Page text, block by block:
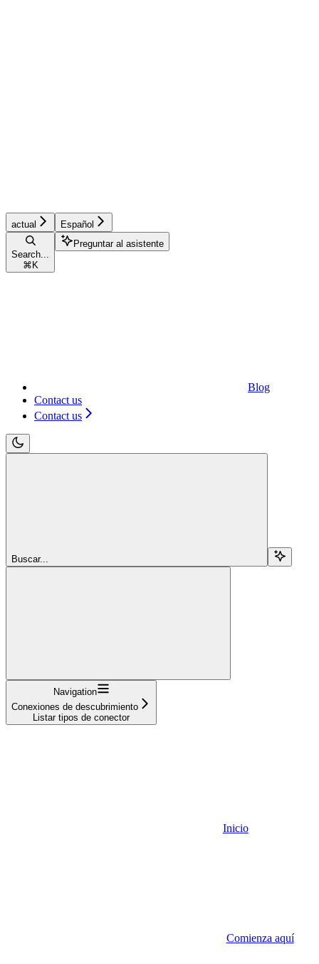
actual Español
Search...
⌘ K
Preguntar al asistente
Blog
Contact us
Contact us
Buscar...
Navigation
Conexiones de descubrimiento
Listar tipos de conector
Inicio
Comienza aquí